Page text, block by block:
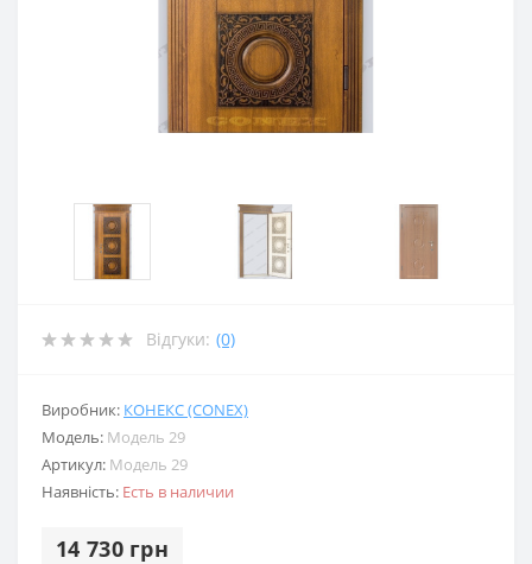
Відгуки: (0)
Виробник: КОНЕКС (CONEX)
Модель: Модель 29
Артикул: Модель 29
Наявність: Есть в наличии
14 730 грн